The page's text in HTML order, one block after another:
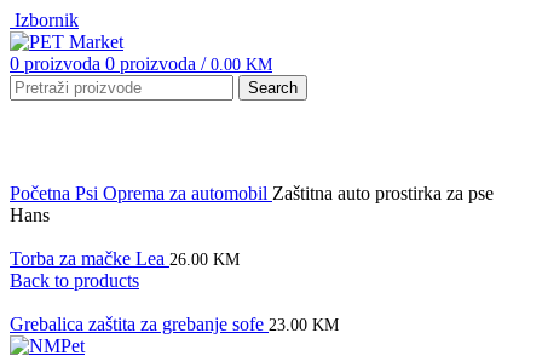
Izbornik
0 proizvoda 0 proizvoda / 0.00 KM
Search
Početna Psi Oprema za automobil Zaštitna auto prostirka za pse
Hans
Torba za mačke Lea 26.00 KM
Back to products
Grebalica zaštita za grebanje sofe 23.00 KM